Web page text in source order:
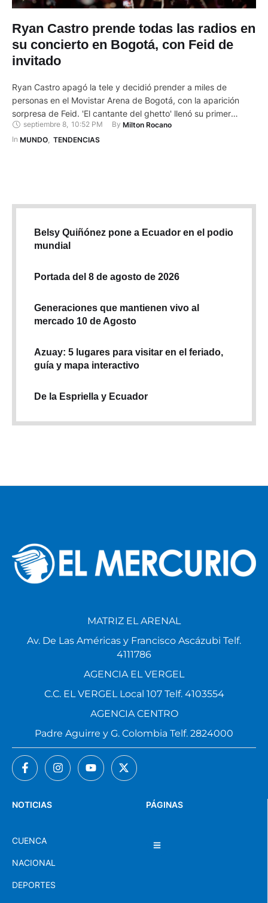
Ryan Castro prende todas las radios en
su concierto en Bogotá, con Feid de
invitado
Ryan Castro apagó la tele y decidió prender a miles de
personas en el Movistar Arena de Bogotá, con la aparición
sorpresa de Feid. 'El cantante del ghetto' llenó su primer
Movistar en solitario y trajo a la capital el "barrio" donde nació,
creció y del que hace alarde, además de una decena de
septiembre 8, 10:52 PM By Milton Rocano
In MUNDO, TENDENCIAS
Belsy Quiñónez pone a Ecuador en el podio
mundial
Portada del 8 de agosto de 2026
Generaciones que mantienen vivo al
mercado 10 de Agosto
Azuay: 5 lugares para visitar en el feriado,
guía y mapa interactivo
De la Espriella y Ecuador
PÁGINAS
NOTICIAS
CUENCA
NACIONAL
DEPORTES
MATRIZ EL ARENAL
Av. De Las Américas y Francisco Ascázubi Telf.
4111786
AGENCIA EL VERGEL
C.C. EL VERGEL Local 107 Telf. 4103554
AGENCIA CENTRO
Padre Aguirre y G. Colombia Telf. 2824000